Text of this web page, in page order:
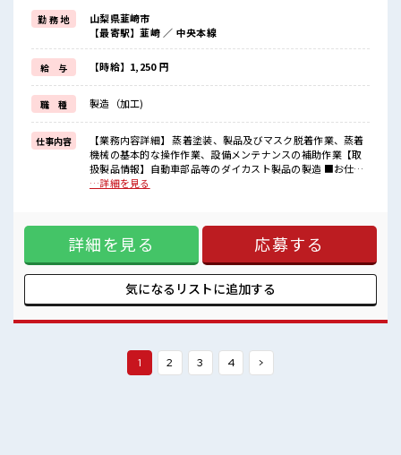
派手過ぎなければ髪型や髪色自由♪
(規定有)制服があると毎日の服選びに悩まずOK♪
≪未経験OKの仕事≫
新しいことにチャレンジするのは不安だけど、
しっかり働く環境が整っています！
イチからスキルUP・ステップUP目指していきましょう！
≪自分に向いている仕事が探せる≫
困った事などがあれば、
担当がしっかりサポートします！
■職場の雰囲気
派手すぎなければ多少のヘアカラーもOKなのはウレシイPoint☆
休憩室で楽しくおしゃべり！
安心してお仕事に集中♪
程よく残業あり！
勤 務 地
山梨県韮崎市
【最寄駅】韮崎 ／ 中央本線
給 与 【時給】1,250 円
職 種 製造（加工)
仕事内容
【業務内容詳細】 蒸着塗装、製品及びマスク脱着作業、蒸着
機械の基本的な操作作業、設備メンテナンスの補助作業【取
扱製品情報】自動車部品等のダイカスト製品の製造 ■お仕事
PR ≪ちょっとの残業で収入アップ≫ 残業は月20時間未満で、
まずOK♪ ≪未経験OKの仕事≫ 新しいことにチャレンジする
のは不安だけど、 しっかり働く環境が整っています！ イチか
らスキルUP・ステップUP目指していきましょう！ ≪自分に
向いている仕事が探せる≫ 困った事などがあれば、 担当がし
っかりサポートします！ ■職場の雰囲気 派手すぎなければ多
少のヘアカラーもOKなのはウレシイPoint☆ 休憩室で楽しく
に集中♪ 程よく残業あり！
…詳細を見る
詳細を見る 応募する
気になるリストに追加する
1 2 3 4 >